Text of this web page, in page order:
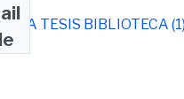
TESIS BIBLIOTECA